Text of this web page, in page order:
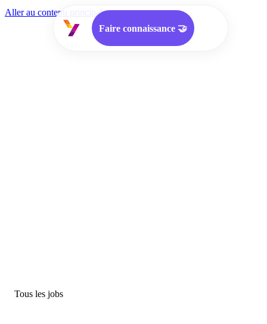
Aller au contenu principal
Faire connaissance 🤝
Tous les jobs